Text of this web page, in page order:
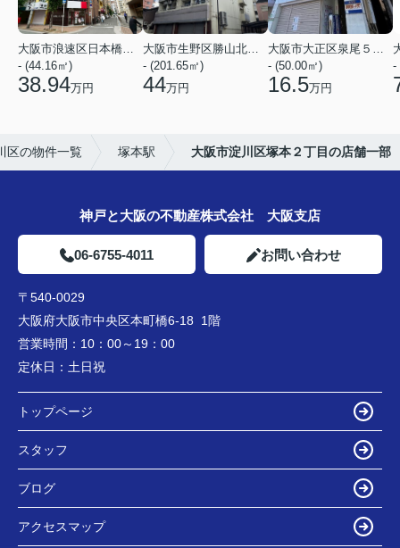
大阪市浪速区日本橋３丁目
- (44.16㎡)
38.94万円
大阪市生野区勝山北１丁目
- (201.65㎡)
44万円
大阪市大正区泉尾５丁目
- (50.00㎡)
16.5万円
-
区の物件一覧 塚本駅 大阪市淀川区塚本２丁目の店舗一部
神戸と大阪の不動産株式会社 大阪支店
06-6755-4011 お問い合わせ
〒540-0029
大阪府大阪市中央区本町橋6-18 1階
営業時間： 10：00～19：00
定休日： 土日祝
トップページ
スタッフ
ブログ
アクセスマップ